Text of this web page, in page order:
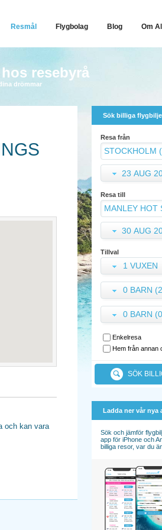
Resmål Flygbolag Blog Om
resebyrå
drömmar
och kan vara
Sök billiga
Resa från
23 AUG
Resa till
30 AUG
Tillval
1 VUXEN
0 BARN
0 BARN
Enkelresa
Hem från annan
SÖK
Ladda ner vår nya
Sök och jämför
app för iPhone och
billiga resor, var du